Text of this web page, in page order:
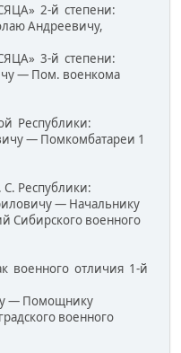
2-й степени:
Андреевичу,
3-й степени:
— Пом. военкома
Республики:
— Помкомбатареи 1
Республики:
— Начальнику
Сибирского военного
военного отличия 1-й
— Помощнику
военного